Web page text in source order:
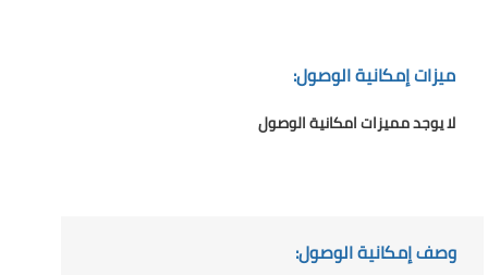
ميزات إمكانية الوصول:
لا يوجد مميزات امكانية الوصول
وصف إمكانية الوصول: